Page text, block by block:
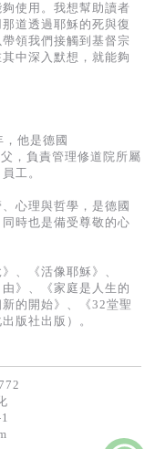
使用。我想幫助讀者
道透過耶穌的死與復
領我們接觸到基督宗
中深入默想，就能夠
他是德國
，負責管理修道院所屬
工。
心理與哲學，是德國
時也是備受尊敬的心
、《活像耶穌》、
》、《家庭是人生的
的開始》、《32堂聖
版社出版）。